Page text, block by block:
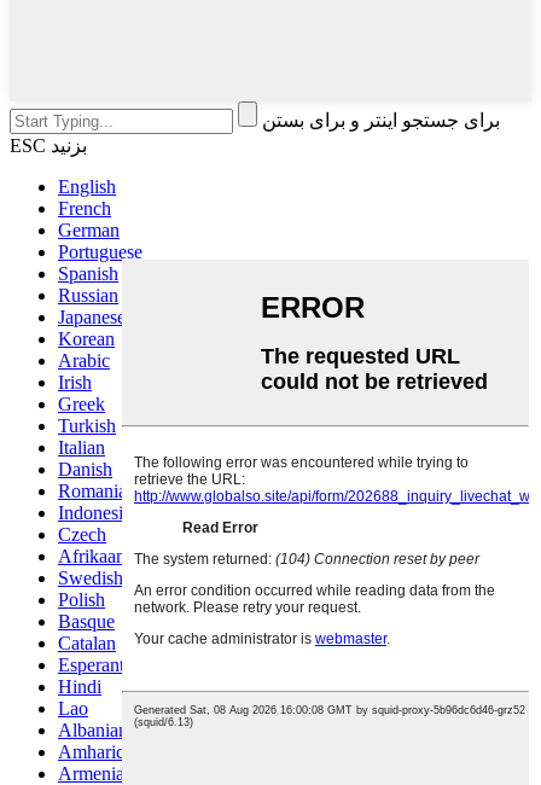
برای جستجو اینتر و برای بستن
ESC بزنید
English
French
German
Portuguese
Spanish
Russian
Japanese
Korean
Arabic
Irish
Greek
Turkish
Italian
Danish
Romanian
Indonesian
Czech
Afrikaans
Swedish
Polish
Basque
Catalan
Esperanto
Hindi
Lao
Albanian
Amharic
Armenian